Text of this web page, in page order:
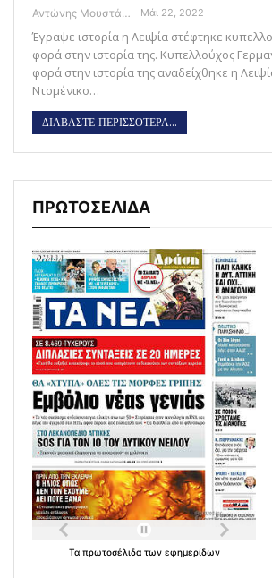
Αντώνης Μουστάκας Μάι 22, 2022
Έγραψε ιστορία η Λειψία στέφτηκε
φορά στην ιστορία της. Κυπελλούχος
φορά στην ιστορία της αναδείχθηκε η
Ντομένικο…
ΔΙΑΒΑΣΤΕ ΠΕΡΙΣΣΟΤΕΡΑ...
ΠΡΩΤΟΣΕΛΙΔΑ
Τα πρωτοσέλιδα των εφημερίδων